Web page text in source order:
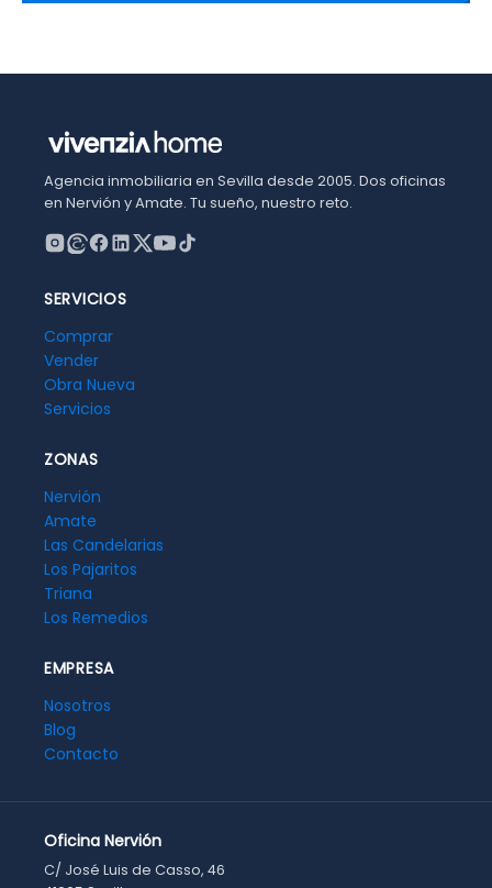
Agencia inmobiliaria en Sevilla desde 2005. Dos oficinas
en Nervión y Amate. Tu sueño, nuestro reto.
SERVICIOS
Comprar
Vender
Obra Nueva
Servicios
ZONAS
Nervión
Amate
Las Candelarias
Los Pajaritos
Triana
Los Remedios
EMPRESA
Nosotros
Blog
Contacto
Oficina Nervión
C/ José Luis de Casso, 46